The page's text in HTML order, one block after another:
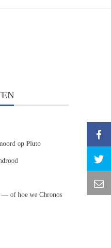
op Pluto
of hoe we Chronos